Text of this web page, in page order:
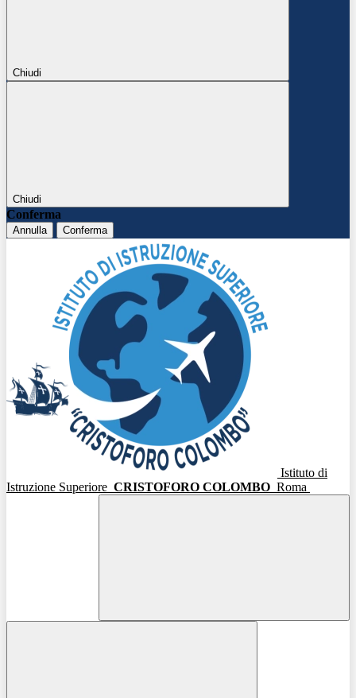
Chiudi
Chiudi
Conferma
Annulla Conferma
Istituto di
Istruzione Superiore CRISTOFORO COLOMBO Roma